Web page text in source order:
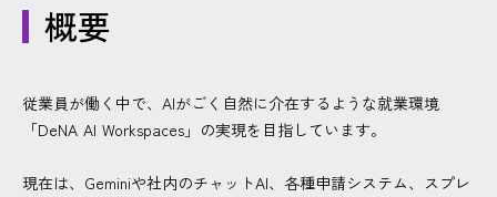
概要
従業員が働く中で、AIがごく自然に介在するような就業環境
「DeNA AI Workspaces」の実現を目指しています。
現在は、Geminiや社内のチャットAI、各種申請システム、スプレ